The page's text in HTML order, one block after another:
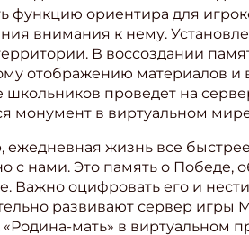
функцию ориентира для
внимания к нему.
В воссоздании
отображению материалов и
проведет на
монумент в виртуальном
жизнь все
с нами. Это память о Победе,
Важно оцифровать его и
развивают сервер игры
мать» в виртуальном